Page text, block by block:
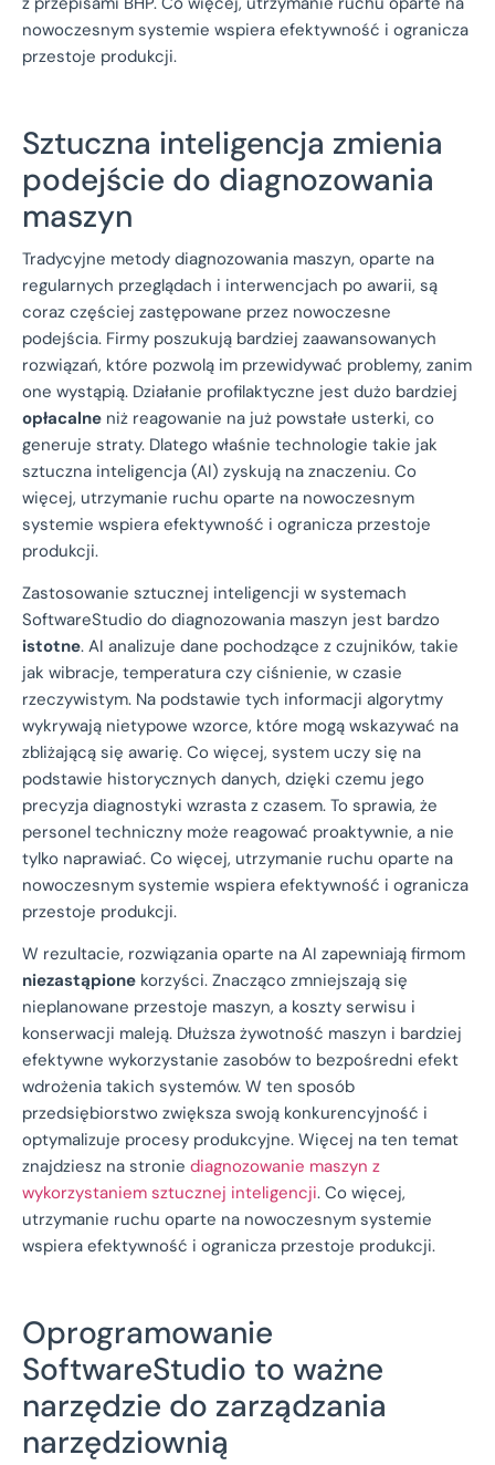
nowoczesnym systemie wspiera efektywność i ogranicza
przestoje produkcji.
Sztuczna inteligencja zmienia
podejście do diagnozowania
maszyn
Tradycyjne metody diagnozowania maszyn, oparte na
regularnych przeglądach i interwencjach po awarii, są
coraz częściej zastępowane przez nowoczesne
podejścia. Firmy poszukują bardziej zaawansowanych
rozwiązań, które pozwolą im przewidywać problemy, zanim
one wystąpią. Działanie profilaktyczne jest dużo bardziej
opłacalne niż reagowanie na już powstałe usterki, co
generuje straty. Dlatego właśnie technologie takie jak
sztuczna inteligencja (AI) zyskują na znaczeniu. Co
więcej, utrzymanie ruchu oparte na nowoczesnym
systemie wspiera efektywność i ogranicza przestoje
produkcji.
Zastosowanie sztucznej inteligencji w systemach
SoftwareStudio do diagnozowania maszyn jest bardzo
istotne. AI analizuje dane pochodzące z czujników, takie
jak wibracje, temperatura czy ciśnienie, w czasie
rzeczywistym. Na podstawie tych informacji algorytmy
wykrywają nietypowe wzorce, które mogą wskazywać na
zbliżającą się awarię. Co więcej, system uczy się na
podstawie historycznych danych, dzięki czemu jego
precyzja diagnostyki wzrasta z czasem. To sprawia, że
personel techniczny może reagować proaktywnie, a nie
tylko naprawiać. Co więcej, utrzymanie ruchu oparte na
nowoczesnym systemie wspiera efektywność i ogranicza
przestoje produkcji.
W rezultacie, rozwiązania oparte na AI zapewniają firmom
niezastąpione korzyści. Znacząco zmniejszają się
nieplanowane przestoje maszyn, a koszty serwisu i
konserwacji maleją. Dłuższa żywotność maszyn i bardziej
efektywne wykorzystanie zasobów to bezpośredni efekt
wdrożenia takich systemów. W ten sposób
przedsiębiorstwo zwiększa swoją konkurencyjność i
optymalizuje procesy produkcyjne. Więcej na ten temat
znajdziesz na stronie diagnozowanie maszyn z
wykorzystaniem sztucznej inteligencji. Co więcej,
utrzymanie ruchu oparte na nowoczesnym systemie
wspiera efektywność i ogranicza przestoje produkcji.
Oprogramowanie
SoftwareStudio to ważne
narzędzie do zarządzania
narzędziownią